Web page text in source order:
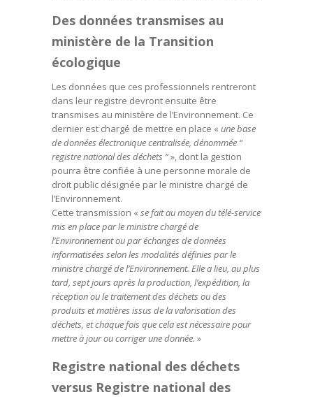
Des données transmises au
ministère de la Transition
écologique
Les données que ces professionnels rentreront
dans leur registre devront ensuite être
transmises au ministère de l’Environnement. Ce
dernier est chargé de mettre en place « une base
de données électronique centralisée, dénommée “
registre national des déchets ”», dont la gestion
pourra être confiée à une personne morale de
droit public désignée par le ministre chargé de
l’Environnement.
Cette transmission « se fait au moyen du télé-service
mis en place par le ministre chargé de
l’Environnement ou par échanges de données
informatisées selon les modalités définies par le
ministre chargé de l’Environnement. Elle a lieu, au plus
tard, sept jours après la production, l’expédition, la
réception ou le traitement des déchets ou des
produits et matières issus de la valorisation des
déchets, et chaque fois que cela est nécessaire pour
mettre à jour ou corriger une donnée. »
Registre national des déchets
versus Registre national des